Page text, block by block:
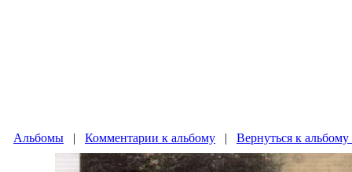
Альбомы | Комментарии к альбому | Вернуться к